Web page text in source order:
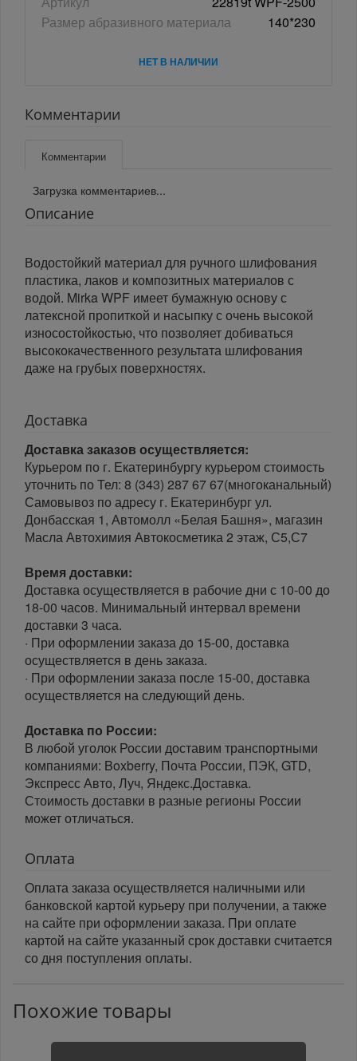
Размер абразивного материала
140*230
НЕТ В НАЛИЧИИ
Комментарии
Комментарии
Загрузка комментариев...
Описание
Водостойкий материал для ручного шлифования
пластика, лаков и композитных материалов с
водой. Mirka WPF имеет бумажную основу с
латексной пропиткой и насыпку с очень высокой
износостойкостью, что позволяет добиваться
высококачественного результата шлифования
даже на грубых поверхностях.
Доставка
Доставка заказов осуществляется:
Курьером по г. Екатеринбургу курьером стоимость
уточнить по Тел: 8 (343) 287 67 67(многоканальный)
Самовывоз по адресу г. Екатеринбург ул.
Донбасская 1, Автомолл «Белая Башня», магазин
Масла Автохимия Автокосметика 2 этаж, С5,С7
Время доставки:
Доставка осуществляется в рабочие дни с 10-00 до
18-00 часов. Минимальный интервал времени
доставки 3 часа.
· При оформлении заказа до 15-00, доставка
осуществляется в день заказа.
· При оформлении заказа после 15-00, доставка
осуществляется на следующий день.
Доставка по России:
В любой уголок России доставим транспортными
компаниями: Boxberry, Почта России, ПЭК, GTD,
Экспресс Авто, Луч, Яндекс.Доставка.
Стоимость доставки в разные регионы России
может отличаться.
Оплата
Оплата заказа осуществляется наличными или
банковской картой курьеру при получении, а также
на сайте при оформлении заказа. При оплате
картой на сайте указанный срок доставки считается
со дня поступления оплаты.
Похожие товары